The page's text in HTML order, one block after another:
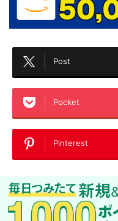
Post
Pocket
Pinterest